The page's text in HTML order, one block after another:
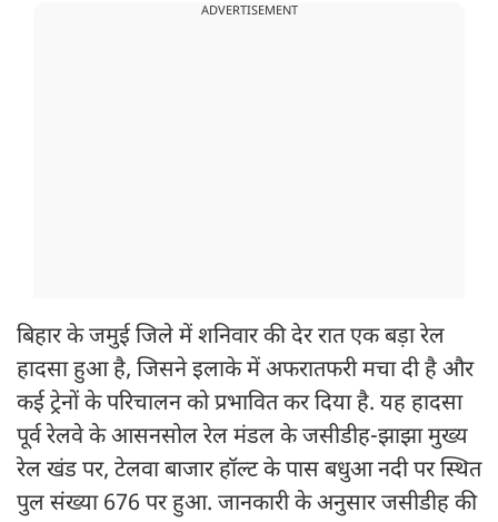
ADVERTISEMENT
बिहार के जमुई जिले में शनिवार की देर रात एक बड़ा रेल
हादसा हुआ है, जिसने इलाके में अफरातफरी मचा दी है और
कई ट्रेनों के परिचालन को प्रभावित कर दिया है. यह हादसा
पूर्व रेलवे के आसनसोल रेल मंडल के जसीडीह-झाझा मुख्य
रेल खंड पर, टेलवा बाजार हॉल्ट के पास बधुआ नदी पर स्थित
पुल संख्या 676 पर हुआ. जानकारी के अनुसार जसीडीह की